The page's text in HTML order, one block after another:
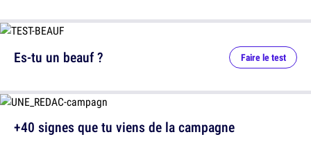
Es-tu un beauf ? Faire le test
+40 signes que tu viens de la campagne